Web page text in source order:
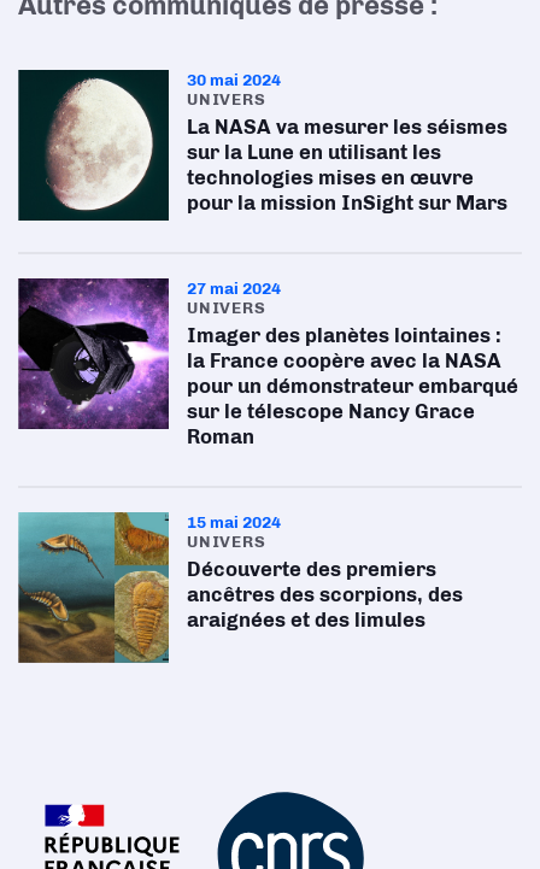
30 mai 2024
UNIVERS
La NASA va mesurer les séismes
sur la Lune en utilisant les
technologies mises en œuvre
pour la mission InSight sur Mars
27 mai 2024
UNIVERS
Imager des planètes lointaines :
la France coopère avec la NASA
pour un démonstrateur embarqué
sur le télescope Nancy Grace
Roman
15 mai 2024
UNIVERS
Découverte des premiers
ancêtres des scorpions, des
araignées et des limules